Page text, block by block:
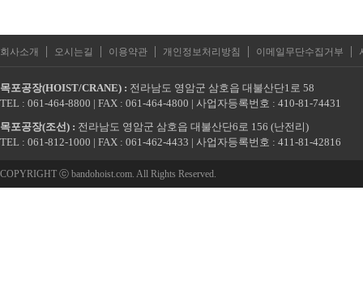
회사소개 | 오시는길 | 이용약관 | 개인정보처리방침 | 이메일무단수집거부 |
목포공장(HOIST/CRANE) : 전라남도 영암군 삼호읍 대불산단1로 58
TEL : 061-464-8800 | FAX : 061-464-4800 | 사업자등록번호 : 410-81-74431
목포공장(조선) : 전라남도 영암군 삼호읍 대불산단6로 156 (난전리)
TEL : 061-812-1000 | FAX : 061-462-4433 | 사업자등록번호 : 411-81-42816
COPYRIGHT ⓒ bandohoist.com. All Rights Reserved.